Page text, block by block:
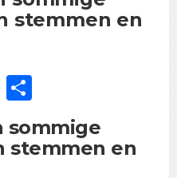
stemmen en
LinkedIn
sommige
stemmen en